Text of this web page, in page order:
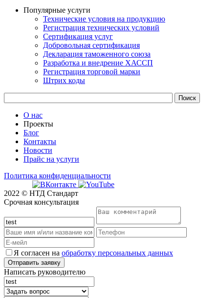
Популярные услуги
Технические условия на продукцию
Регистрация технических условий
Сертификация услуг
Добровольная сертификация
Декларация таможенного союза
Разработка и внедрение ХАССП
Регистрация торговой марки
Штрих коды
О нас
Проекты
Блог
Контакты
Новости
Прайс на услуги
Политика конфиденциальности
2022 © НТД Стандарт
Срочная консультация
Я согласен на обработку персональных данных
Написать руководителю